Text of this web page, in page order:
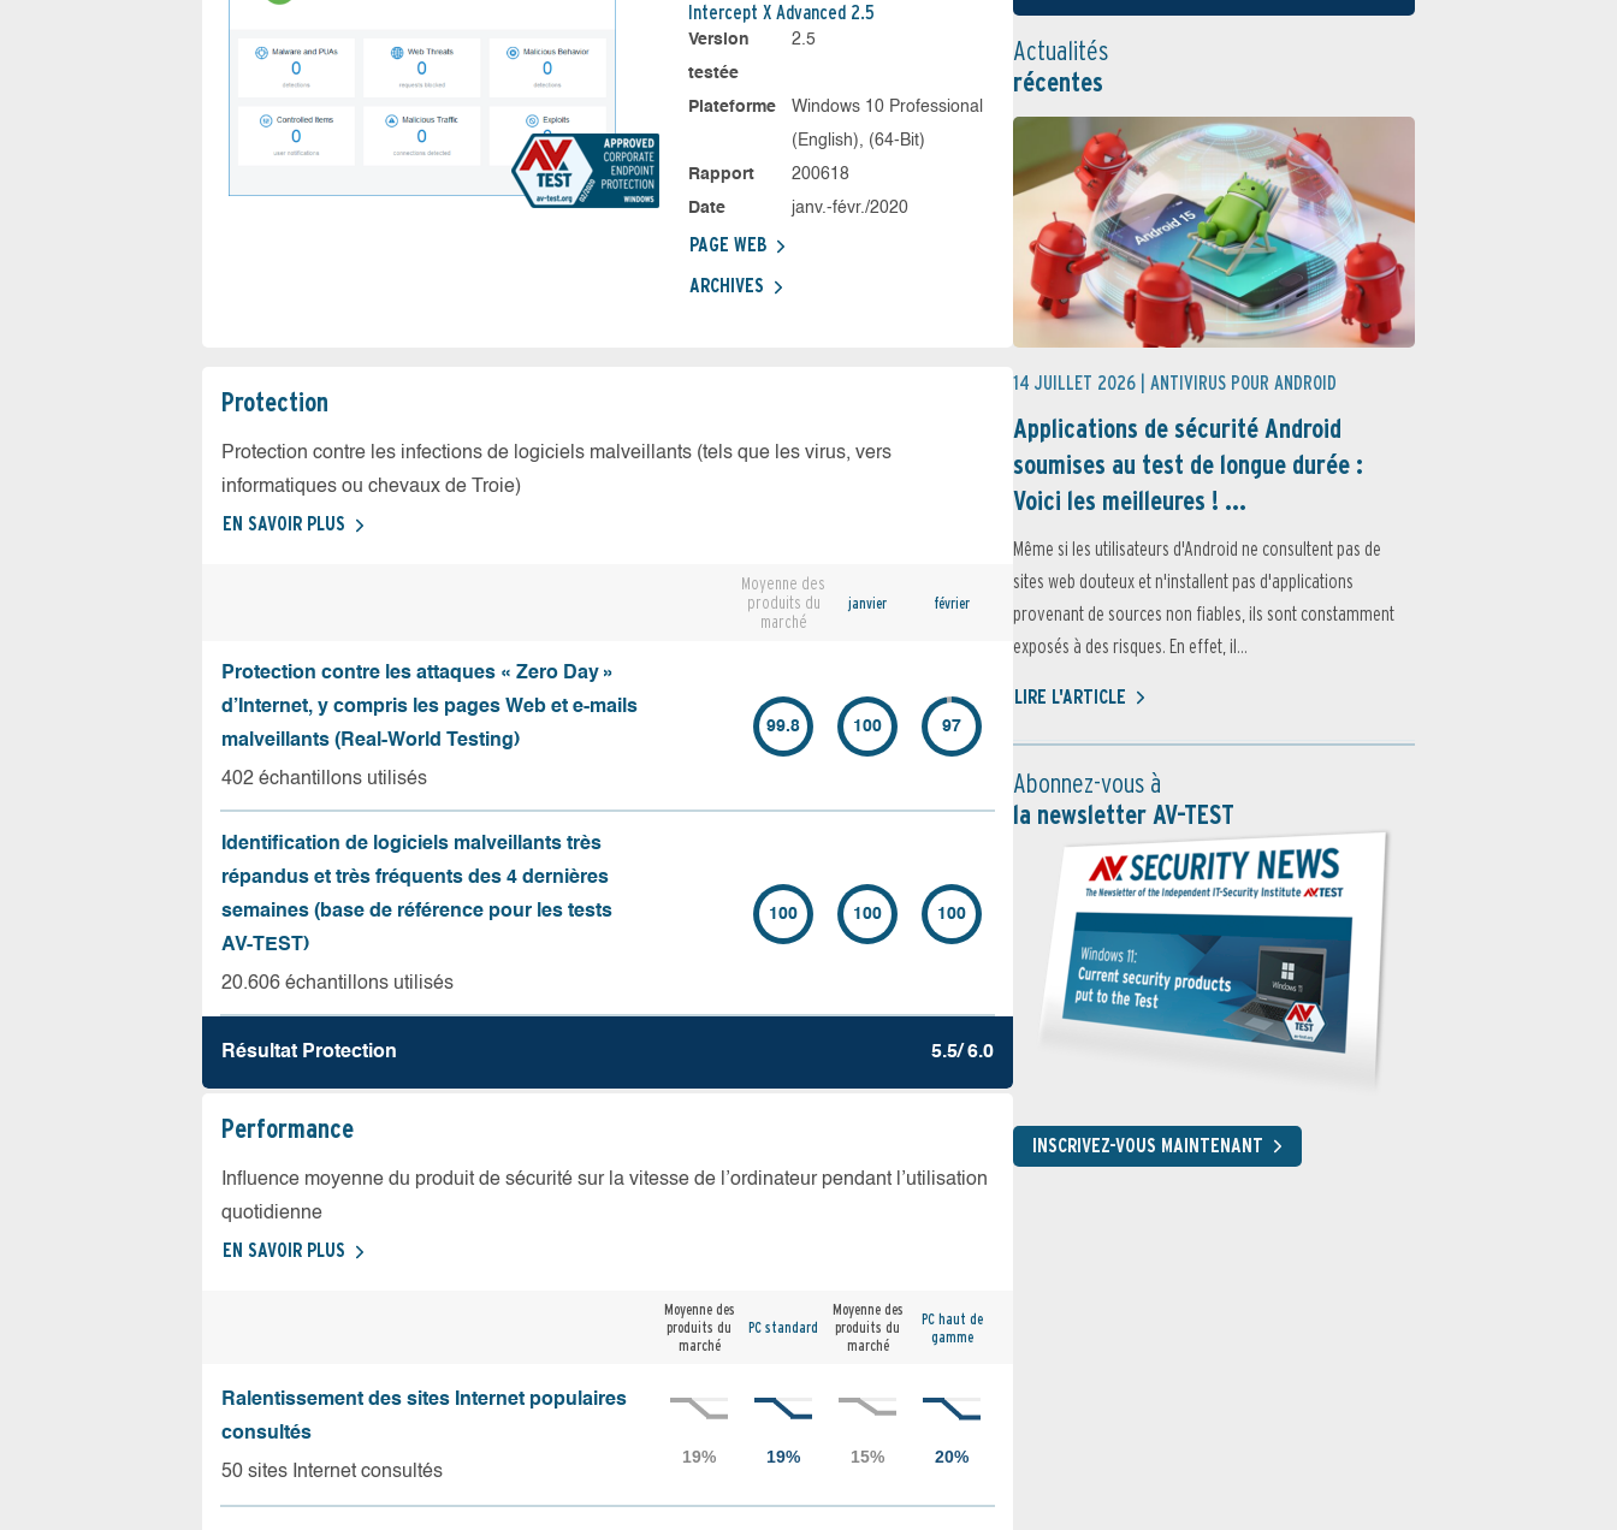
Intercept X Advanced 2.5
Version
testée
2.5
Plateforme
Windows 10 Professional
(English), (64-Bit)
Rapport
200618
Date
janv.-févr./2020
PAGE WEB
ARCHIVES
Protection
Protection contre les infections de logiciels malveillants (tels que les virus, vers
informatiques ou chevaux de Troie)
EN SAVOIR PLUS
Moyenne des
produits du
marché
janvier février
Protection contre les attaques « Zero Day »
d’Internet, y compris les pages Web et e-mails
malveillants (Real-World Testing)
402 échantillons utilisés
99.8 100 97
Identification de logiciels malveillants très
répandus et très fréquents des 4 dernières
semaines (base de référence pour les tests
AV-TEST)
20.606 échantillons utilisés
100 100 100
Résultat Protection 5.5/ 6.0
Performance
Influence moyenne du produit de sécurité sur la vitesse de l’ordinateur pendant l’utilisation
quotidienne
EN SAVOIR PLUS
Moyenne des
produits du
marché
PC standard
Moyenne des
produits du
marché
PC haut de
gamme
Ralentissement des sites Internet populaires
consultés
50 sites Internet consultés
Actualités
récentes
14 JUILLET 2026 | ANTIVIRUS POUR ANDROID
Applications de sécurité Android
soumises au test de longue durée :
Voici les meilleures ! ...
Même si les utilisateurs d'Android ne consultent pas de
sites web douteux et n'installent pas d'applications
provenant de sources non fiables, ils sont constamment
exposés à des risques. En effet, il...
LIRE L'ARTICLE
Abonnez-vous à
la newsletter AV-TEST
INSCRIVEZ-VOUS MAINTENANT